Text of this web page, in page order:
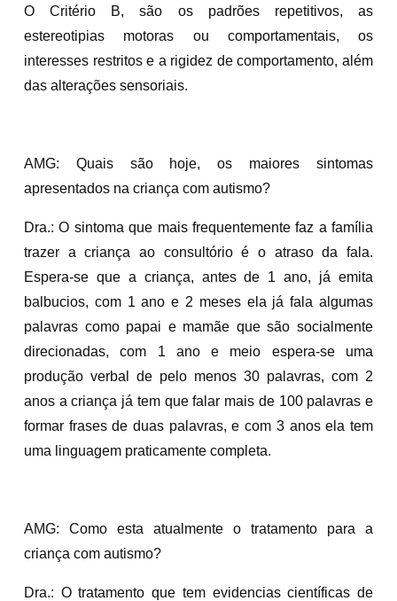
O Critério B, são os padrões repetitivos, as
estereotipias motoras ou comportamentais, os
interesses restritos e a rigidez de comportamento, além
das alterações sensoriais.
AMG: Quais são hoje, os maiores sintomas
apresentados na criança com autismo?
Dra.: O sintoma que mais frequentemente faz a família
trazer a criança ao consultório é o atraso da fala.
Espera-se que a criança, antes de 1 ano, já emita
balbucios, com 1 ano e 2 meses ela já fala algumas
palavras como papai e mamãe que são socialmente
direcionadas, com 1 ano e meio espera-se uma
produção verbal de pelo menos 30 palavras, com 2
anos a criança já tem que falar mais de 100 palavras e
formar frases de duas palavras, e com 3 anos ela tem
uma linguagem praticamente completa.
AMG: Como esta atualmente o tratamento para a
criança com autismo?
Dra.: O tratamento que tem evidencias científicas de